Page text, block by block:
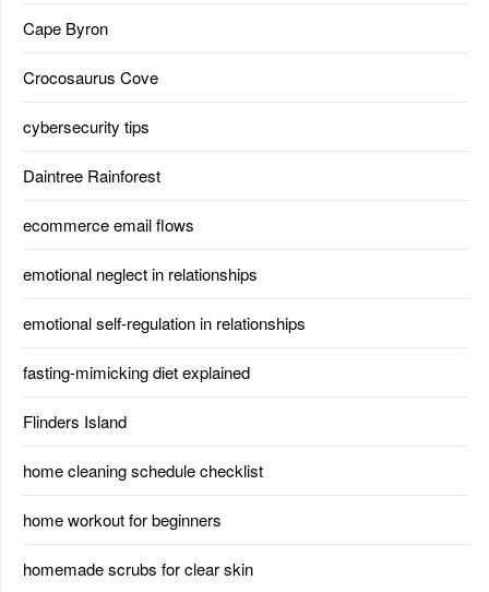
Cape Byron
Crocosaurus Cove
cybersecurity tips
Daintree Rainforest
ecommerce email flows
emotional neglect in relationships
emotional self-regulation in relationships
fasting-mimicking diet explained
Flinders Island
home cleaning schedule checklist
home workout for beginners
homemade scrubs for clear skin